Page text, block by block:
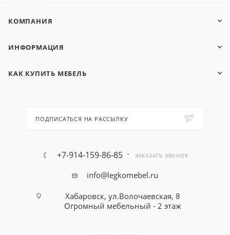
КОМПАНИЯ
ИНФОРМАЦИЯ
КАК КУПИТЬ МЕБЕЛЬ
ПОДПИСАТЬСЯ НА РАССЫЛКУ
+7-914-159-86-85 ЗАКАЗАТЬ ЗВОНОК
info@legkomebel.ru
Хабаровск, ул.Волочаевская, 8
Огромный мебельный - 2 этаж